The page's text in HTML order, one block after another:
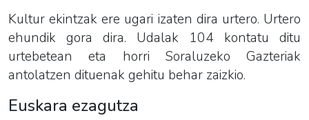
Kultur ekintzak ere ugari izaten dira urtero. Urtero
ehundik gora dira. Udalak 104 kontatu ditu
urtebetean eta horri Soraluzeko Gazteriak
antolatzen dituenak gehitu behar zaizkio.
Euskara ezagutza